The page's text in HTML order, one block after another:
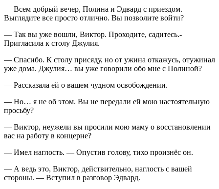
— Всем добрый вечер, Полина и Эдвард с приездом.
Выглядите все просто отлично. Вы позволите войти?
— Так вы уже вошли, Виктор. Проходите, садитесь.-
Пригласила к столу Джулия.
— Спасибо. К столу присяду, но от ужина откажусь, отужинал
уже дома. Джулия… вы уже говорили обо мне с Полиной?
— Рассказала ей о вашем чудном освобождении.
— Но… я не об этом. Вы не передали ей мою настоятельную
просьбу?
— Виктор, неужели вы просили мою маму о восстановлении
вас на работу в концерне?
— Имел наглость. — Опустив голову, тихо произнёс он.
— А ведь это, Виктор, действительно, наглость с вашей
стороны. — Вступил в разговор Эдвард.